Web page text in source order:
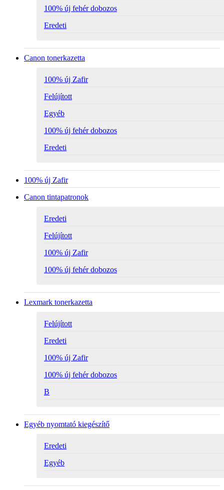
100% új fehér dobozos
Eredeti
Canon tonerkazetta
100% új Zafir
Felújított
Egyéb
100% új fehér dobozos
Eredeti
100% új Zafir
Canon tintapatronok
Eredeti
Felújított
100% új Zafir
100% új fehér dobozos
Lexmark tonerkazetta
Felújított
Eredeti
100% új Zafir
100% új fehér dobozos
B
Egyéb nyomtató kiegészítő
Eredeti
Egyéb